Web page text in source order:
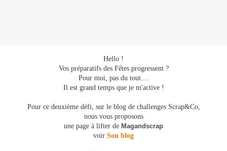
Hello !
Vos préparatifs des Fêtes progressent ?
Pour moi, pas du tout....
Il est grand temps que je m'active !
Pour ce deuxième défi, sur le blog de challenges Scrap&Co,
nous vous proposons
une page à lifter de Magandscrap
voir Son blog